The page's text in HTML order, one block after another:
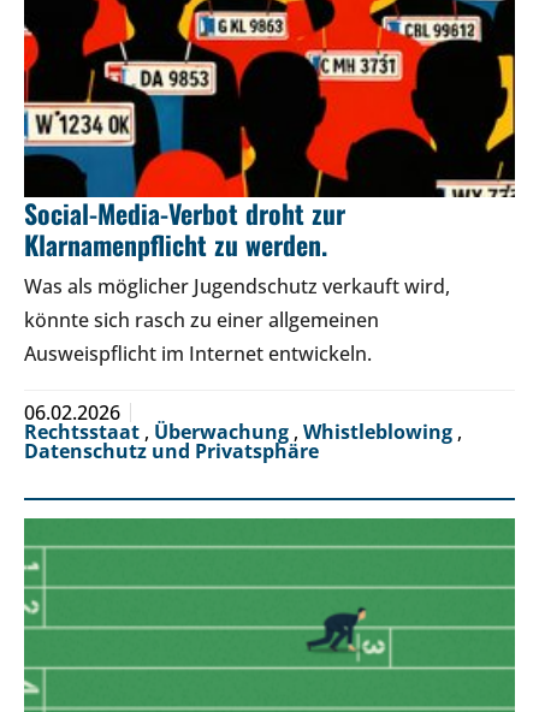
Social-Media-Verbot droht zur
Klarnamenpflicht zu werden.
Was als möglicher Jugendschutz verkauft wird,
könnte sich rasch zu einer allgemeinen
Ausweispflicht im Internet entwickeln.
06.02.2026
Rechtsstaat , Überwachung , Whistleblowing ,
Datenschutz und Privatsphäre